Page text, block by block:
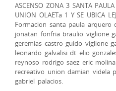
ASCENSO ZONA 3 SANTA
UNION OLAETa 1 Y SE UBICA
Formacion santa paula arquero
jonatan fonfria braulio viglione
geremias castro guido viglione
leonardo galvalisi dt elio
reynoso rodrigo saez eric
recreativo union damian videla
gabriel palacios.